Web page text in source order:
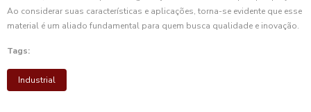
Ao considerar suas características e aplicações, torna-se evidente que esse
material é um aliado fundamental para quem busca qualidade e inovação.
Tags:
Industrial